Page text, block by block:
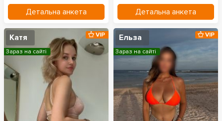
Детальна анкета Детальна анкета
Катя VIP
Зараз на сайті
Ельза VIP
Зараз на сайті